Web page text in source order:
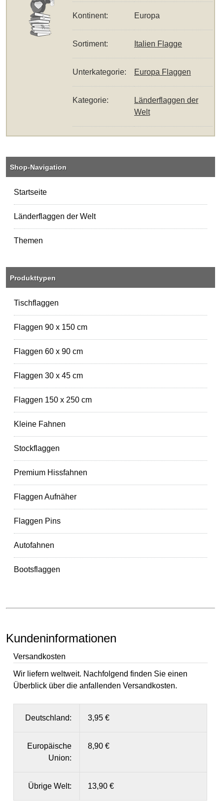
Kontinent: Europa
Sortiment: Italien Flagge
Unterkategorie: Europa Flaggen
Kategorie:
Länderflaggen der
Welt
Shop-Navigation
Startseite
Länderflaggen der Welt
Themen
Produkttypen
Tischflaggen
Flaggen 90 x 150 cm
Flaggen 60 x 90 cm
Flaggen 30 x 45 cm
Flaggen 150 x 250 cm
Kleine Fahnen
Stockflaggen
Premium Hissfahnen
Flaggen Aufnäher
Flaggen Pins
Autofahnen
Bootsflaggen
Kundeninformationen
Versandkosten
Wir liefern weltweit. Nachfolgend finden Sie einen
Überblick über die anfallenden Versandkosten.
Deutschland: 3,95 €
Europäische
Union:
8,90 €
Übrige Welt: 13,90 €